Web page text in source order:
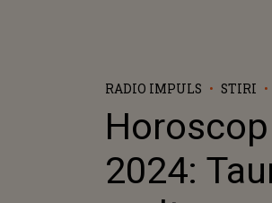
RADIO IMPULS STIRI
2024: